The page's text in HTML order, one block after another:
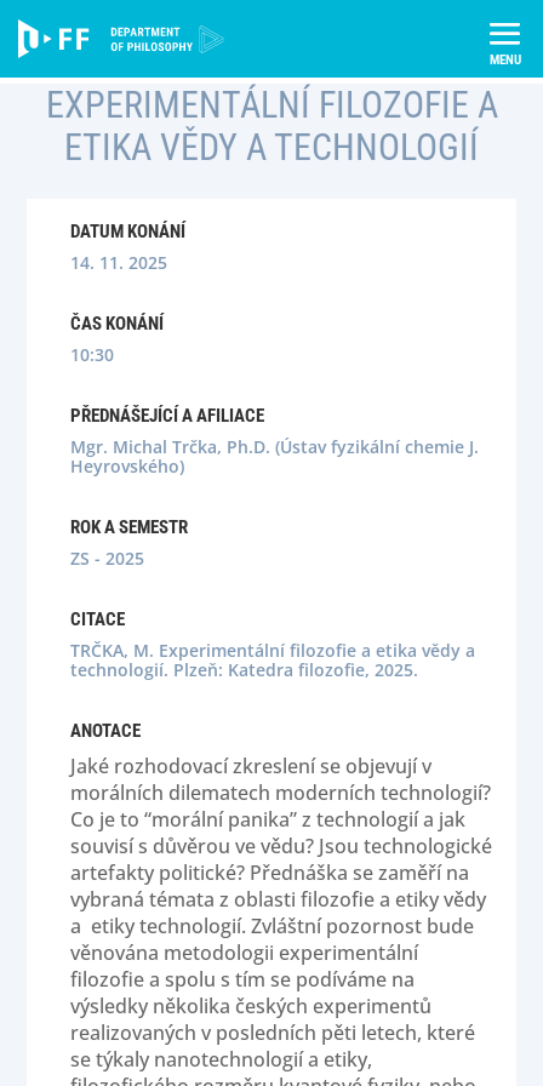
content
Semináře
Experimentální filozofie a etika vědy a technologií
EXPERIMENTÁLNÍ FILOZOFIE A
ETIKA VĚDY A TECHNOLOGIÍ
DATUM KONÁNÍ
14. 11. 2025
ČAS KONÁNÍ
10:30
PŘEDNÁŠEJÍCÍ A AFILIACE
Mgr. Michal Trčka, Ph.D. (Ústav fyzikální chemie J.
Heyrovského)
ROK A SEMESTR
ZS - 2025
CITACE
TRČKA, M. Experimentální filozofie a etika vědy a
technologií. Plzeň: Katedra filozofie, 2025.
ANOTACE
Jaké rozhodovací zkreslení se objevují v
morálních dilematech moderních technologií?
Co je to “morální panika” z technologií a jak
souvisí s důvěrou ve vědu? Jsou technologické
artefakty politické? Přednáška se zaměří na
vybraná témata z oblasti filozofie a etiky vědy
a etiky technologií. Zvláštní pozornost bude
věnována metodologii experimentální
filozofie a spolu s tím se podíváme na
výsledky několika českých experimentů
realizovaných v posledních pěti letech, které
se týkaly nanotechnologií a etiky,